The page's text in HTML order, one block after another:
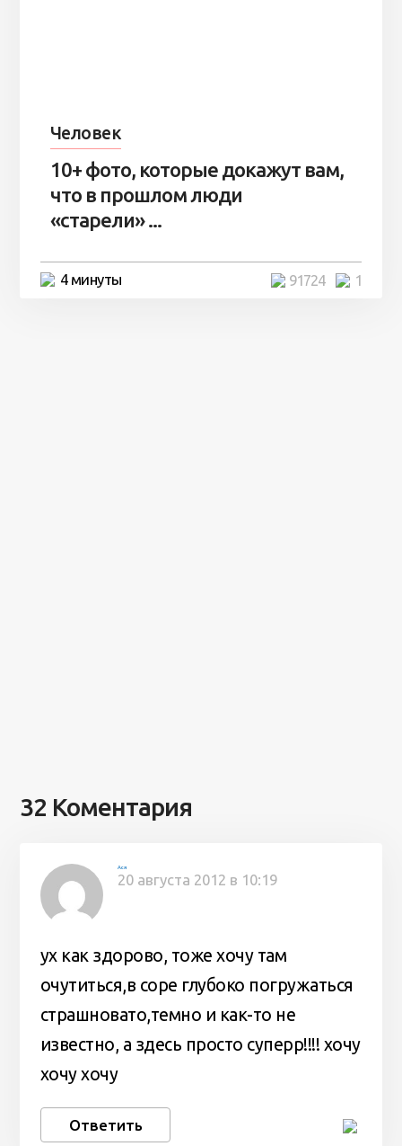
Человек
10+ фото, которые докажут вам,
что в прошлом люди
«старели» ...
4 минуты 1
91724
32 Коментария
Ася
20 августа 2012 в 10:19
ух как здорово, тоже хочу там
очутиться,в соре глубоко погружаться
страшновато,темно и как-то не
известно, а здесь просто суперр!!!! хочу
хочу хочу
Ответить